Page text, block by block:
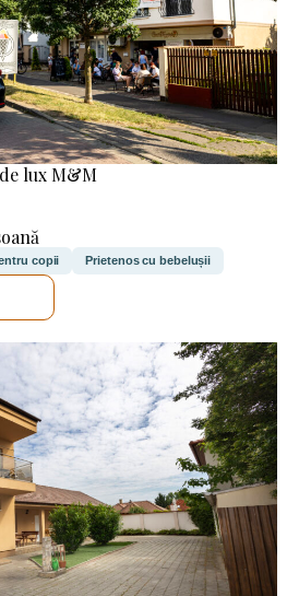
lux M&M
copii Prietenos cu bebelușii